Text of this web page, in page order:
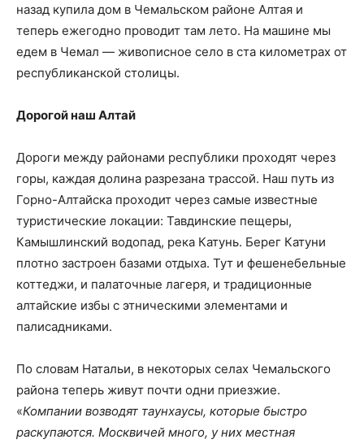
назад купила дом в Чемальском районе Алтая и
теперь ежегодно проводит там лето. На машине мы
едем в Чемал — живописное село в ста километрах от
республиканской столицы.
Дорогой наш Алтай
Дороги между районами республики проходят через
горы, каждая долина разрезана трассой. Наш путь из
Горно-Алтайска проходит через самые известные
туристические локации: Тавдинские пещеры,
Камышлинский водопад, река Катунь. Берег Катуни
плотно застроен базами отдыха. Тут и фешенебельные
коттеджи, и палаточные лагеря, и традиционные
алтайские избы с этническими элементами и
палисадниками.
По словам Натальи, в некоторых селах Чемальского
района теперь живут почти одни приезжие.
«Компании возводят таунхаусы, которые быстро
раскупаются. Москвичей много, у них местная